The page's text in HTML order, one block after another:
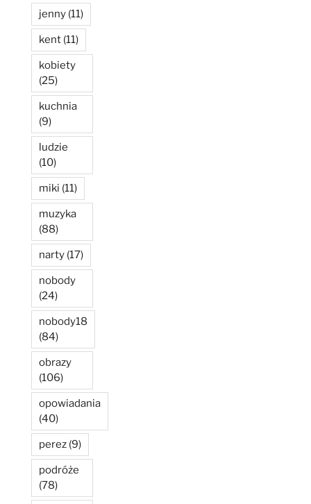
jenny (11)
kent (11)
kobiety
(25)
kuchnia
(9)
ludzie
(10)
miki (11)
muzyka
(88)
narty (17)
nobody
(24)
nobody18
(84)
obrazy
(106)
opowiadania
(40)
perez (9)
podróże
(78)